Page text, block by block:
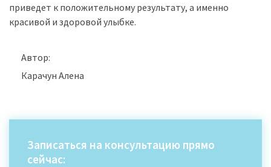
приведет к положительному результату, а именно
красивой и здоровой улыбке.
Автор:
Карачун Алена
Записаться на консультацию прямо
сейчас: